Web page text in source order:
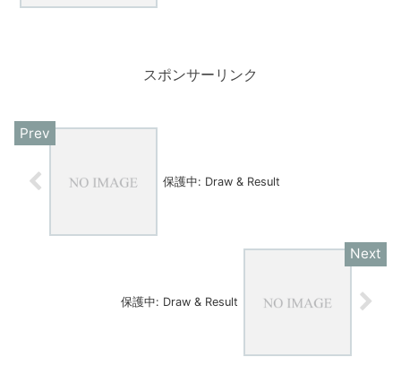
スポンサーリンク
保護中: Draw & Result
保護中: Draw & Result